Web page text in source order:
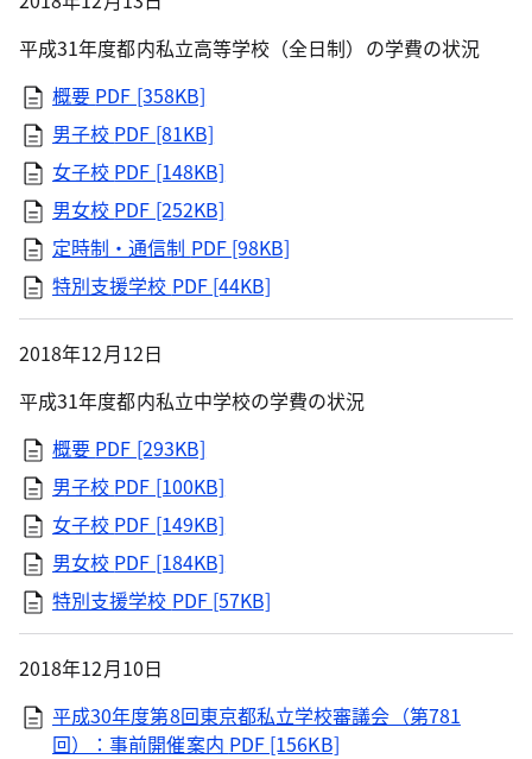
平成31年度都内私立高等学校（全日制）の学費の状況
概要 PDF [358KB]
男子校 PDF [81KB]
女子校 PDF [148KB]
男女校 PDF [252KB]
定時制・通信制 PDF [98KB]
特別支援学校 PDF [44KB]
2018年12月12日
平成31年度都内私立中学校の学費の状況
概要 PDF [293KB]
男子校 PDF [100KB]
女子校 PDF [149KB]
男女校 PDF [184KB]
特別支援学校 PDF [57KB]
2018年12月10日
平成30年度第8回東京都私立学校審議会（第781
回）：事前開催案内 PDF [156KB]